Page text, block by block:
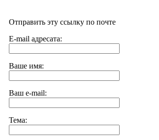
Отправить эту ссылку по почте
E-mail адресата:
Ваше имя:
Ваш e-mail:
Тема: